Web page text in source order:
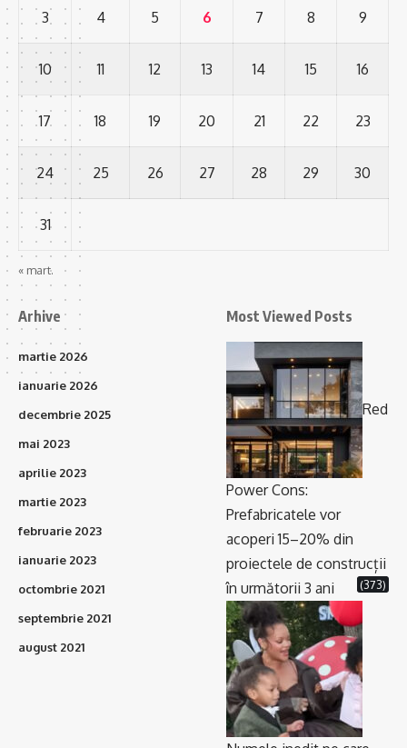
3 4 5 6 7 8 9
10 11 12 13 14 15 16
17 18 19 20 21 22 23
24 25 26 27 28 29 30
31
« mart.
Arhive
martie 2026
ianuarie 2026
decembrie 2025
mai 2023
aprilie 2023
martie 2023
februarie 2023
ianuarie 2023
octombrie 2021
septembrie 2021
august 2021
Most Viewed Posts
Red
Power Cons:
Prefabricatele vor
acoperi 15–20% din
proiectele de construcții
în următorii 3 ani
(373)